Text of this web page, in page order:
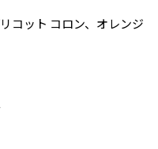
コット コロン、オレンジ